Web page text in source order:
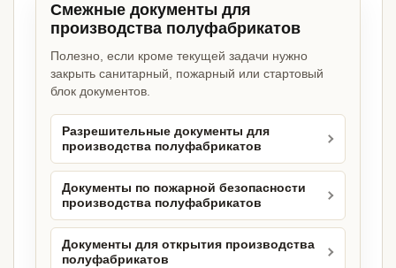
Смежные документы для
производства полуфабрикатов
Полезно, если кроме текущей задачи нужно
закрыть санитарный, пожарный или стартовый
блок документов.
Разрешительные документы для
производства полуфабрикатов
Документы по пожарной безопасности
производства полуфабрикатов
Документы для открытия производства
полуфабрикатов